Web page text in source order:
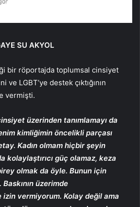
SU AKYOL
bir röportajda toplumsal cinsiyet
ve LGBT’ye destek çıktığının
vermişti.
üzerinden tanımlamayı da
kimliğimin öncelikli parçası
Kadın olmam hiçbir şeyin
kolaylaştırıcı güç olamaz, keza
olmak da öyle. Bunun için
üzerimde
vermiyorum. Kolay değil ama